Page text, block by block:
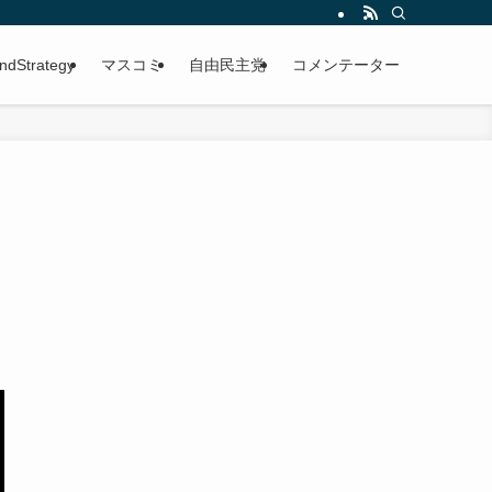
マスコミ 自由民主党 コメンテーター